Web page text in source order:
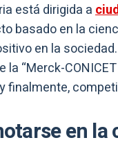
está dirigida a
basado en la
en la
la “Merck-
finalmente,
en